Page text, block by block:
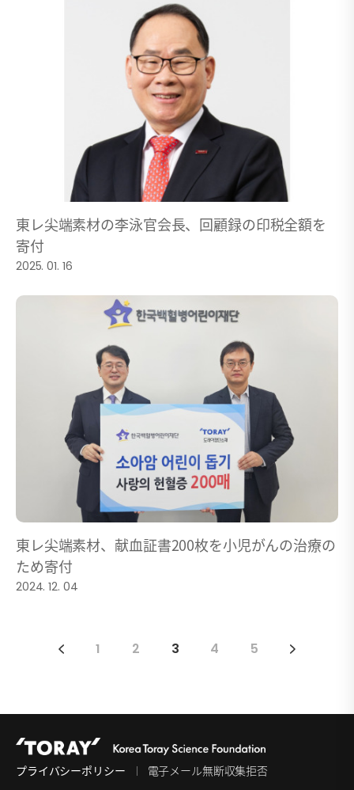
東レ尖端素材の李泳官会長、回顧録の印税全額を
寄付
2025. 01. 16
東レ尖端素材、献血証書200枚を小児がんの治療の
ため寄付
2024. 12. 04
1 2 3 4 5
プライバシーポリシー
電子メール無断収集拒否